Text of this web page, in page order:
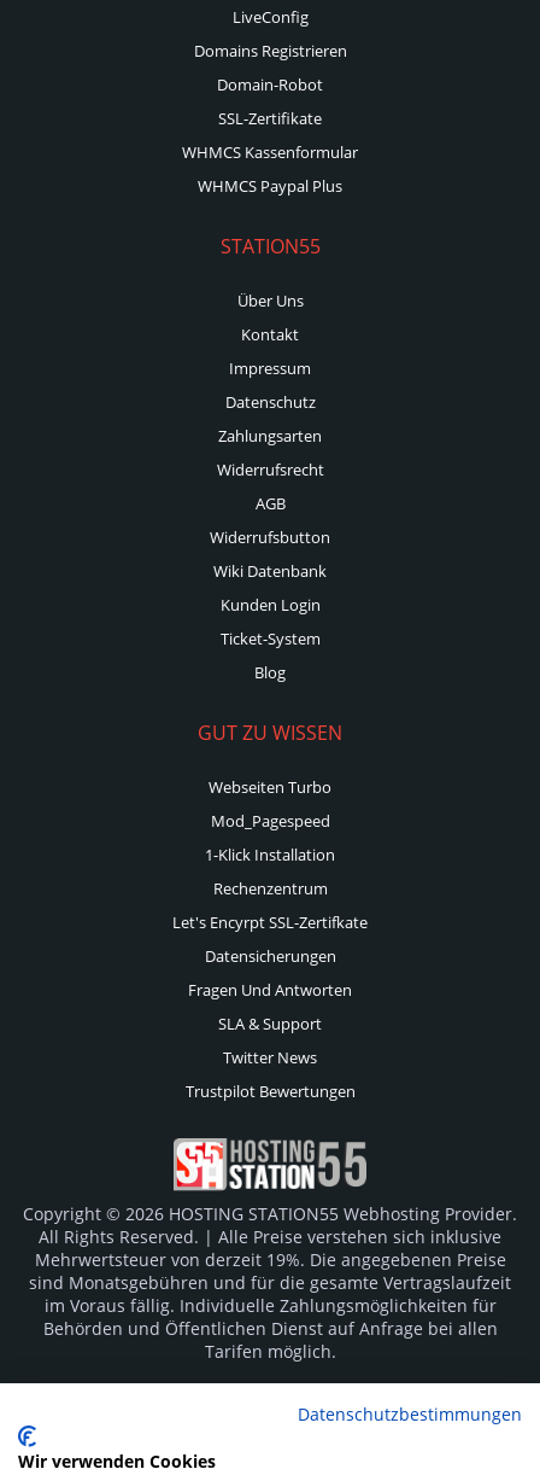
LiveConfig
Domains Registrieren
Domain-Robot
SSL-Zertifikate
WHMCS Kassenformular
WHMCS Paypal Plus
STATION55
Über Uns
Kontakt
Impressum
Datenschutz
Zahlungsarten
Widerrufsrecht
AGB
Widerrufsbutton
Wiki Datenbank
Kunden Login
Ticket-System
Blog
GUT ZU WISSEN
Webseiten Turbo
Mod_Pagespeed
1-Klick Installation
Rechenzentrum
Let's Encyrpt SSL-Zertifkate
Datensicherungen
Fragen Und Antworten
SLA & Support
Twitter News
Trustpilot Bewertungen
Copyright © 2026 HOSTING STATION55 Webhosting Provider.
All Rights Reserved. | Alle Preise verstehen sich inklusive
Mehrwertsteuer von derzeit 19%. Die angegebenen Preise
sind Monatsgebühren und für die gesamte Vertragslaufzeit
im Voraus fällig. Individuelle Zahlungsmöglichkeiten für
Behörden und Öffentlichen Dienst auf Anfrage bei allen
Tarifen möglich.
Hersteller. Irrtümer vorbehalten.Datenschutzbestimmungen
Wir verwenden Cookies